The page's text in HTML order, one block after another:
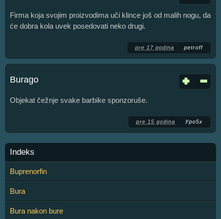
Firma koja svojim proizvodima uči klince još od malih nogu, da
će dobra kola uvek posedovati neko drugi.
pre 17 godina petroff
Burago
Objekat čežnje svake barbike sponzoruše.
pre 15 godina Уро5х
Indeks
Buprenorfin
Bura
Bura nakon bure